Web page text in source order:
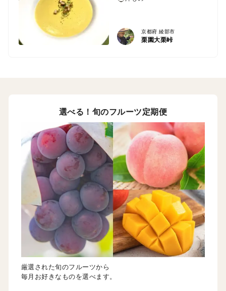
京都府 綾部市
栗園大栗峠
選べる！旬のフルーツ定期便
厳選された旬のフルーツから
毎月お好きなものを選べます。